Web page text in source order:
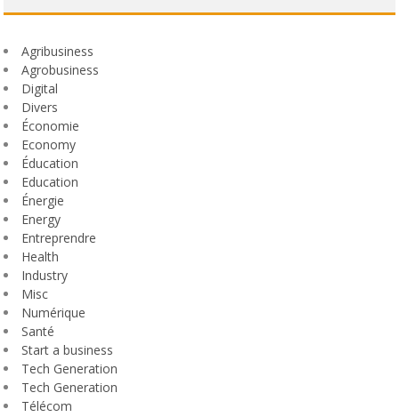
Agribusiness
Agrobusiness
Digital
Divers
Économie
Economy
Éducation
Education
Énergie
Energy
Entreprendre
Health
Industry
Misc
Numérique
Santé
Start a business
Tech Generation
Tech Generation
Télécom